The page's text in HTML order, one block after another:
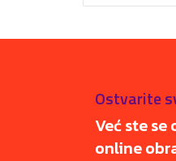
Ostvarite
Već ste
online